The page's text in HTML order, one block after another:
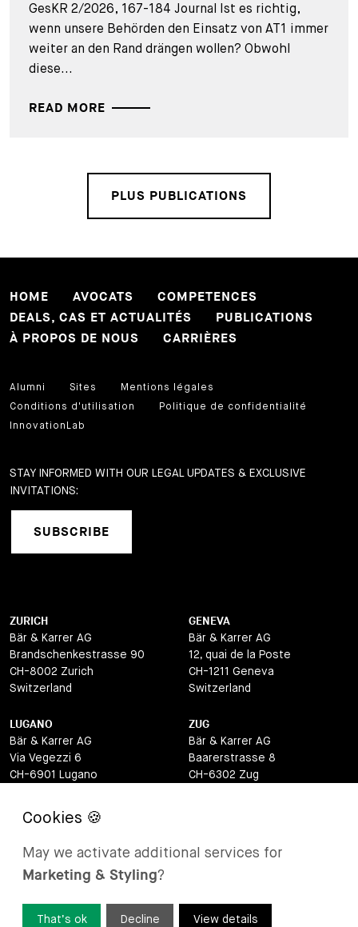
GesKR 2/2026, 167-184 Journal Ist es richtig,
wenn unsere Behörden den Einsatz von AT1 immer
weiter an den Rand drängen wollen? Obwohl
diese...
READ MORE
PLUS PUBLICATIONS
HOME AVOCATS
COMPETENCES
DEALS, CAS ET ACTUALITÉS
PUBLICATIONS
À PROPOS DE NOUS
CARRIÈRES
Alumni Sites
Mentions légales
Conditions d'utilisation
Politique de confidentialité
InnovationLab
STAY INFORMED WITH OUR LEGAL UPDATES & EXCLUSIVE
INVITATIONS:
SUBSCRIBE
ZURICH
Bär & Karrer AG
Brandschenkestrasse 90
CH-8002 Zurich
Switzerland
GENEVA
Bär & Karrer AG
12, quai de la Poste
CH-1211 Geneva
Switzerland
LUGANO
Bär & Karrer AG
Via Vegezzi 6
CH-6901 Lugano
ZUG
Bär & Karrer AG
Baarerstrasse 8
CH-6302 Zug
BASEL
Lange Gasse 47
CH-4052 Basel
Via Maistra 2
May we activate additional services for
Marketing & Styling?
View details
Decline
That’s ok